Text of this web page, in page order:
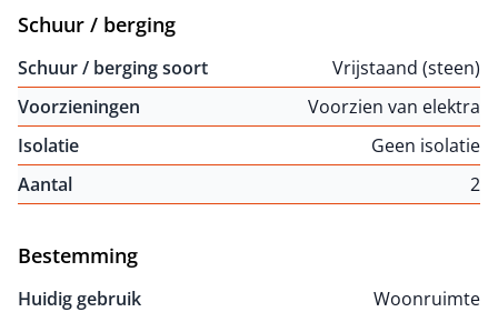
Schuur / berging
Schuur / berging soort
Vrijstaand (steen)
Voorzieningen
Voorzien van elektra
Isolatie
Geen isolatie
Aantal
2
Bestemming
Huidig gebruik
Woonruimte